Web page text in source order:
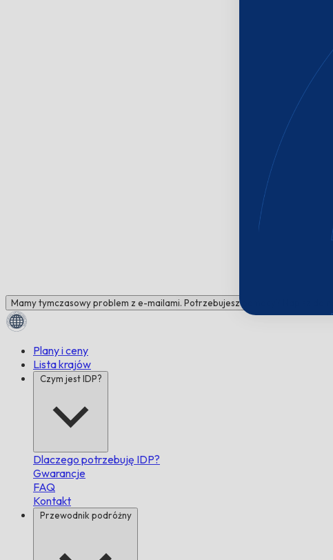
Mamy tymczasowy problem z e-mailami. Potrzebujesz pomocy? Napisz do
Plany i ceny
Lista krajów
Czym jest IDP?
Dlaczego potrzebuję IDP?
Gwarancje
FAQ
Kontakt
Przewodnik podróżny